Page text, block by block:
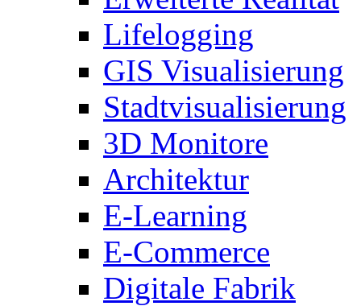
Lifelogging
GIS Visualisierung
Stadtvisualisierung
3D Monitore
Architektur
E-Learning
E-Commerce
Digitale Fabrik